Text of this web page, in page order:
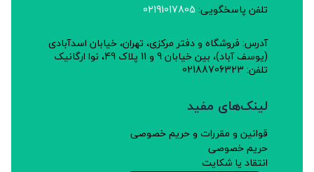
تلفن پاسخگویی: 02191017805
آدرس: فروشگاه و دفتر مرکزی، تهران، خیابان اسدآبادی
(یوسف آباد)، بین خیابان 9 و 11 پلاک 49، نوا ارگانیک
تلفن: 02188706323
لینک‌های مفید
قوانین و مقررات و حریم خصوصی
حریم خصوصی
انتقاد یا شکایت